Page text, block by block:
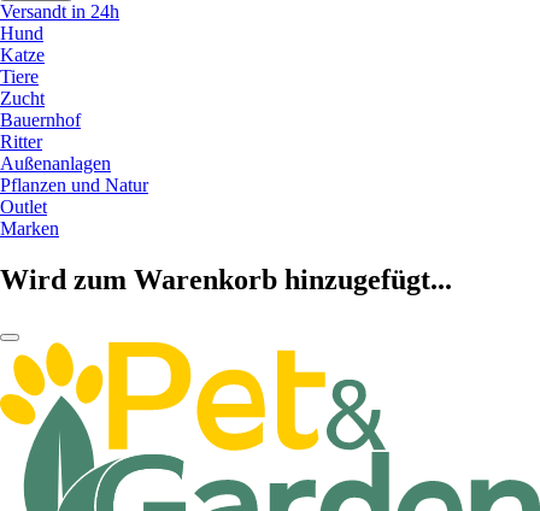
Versandt in 24h
Hund
Katze
Tiere
Zucht
Bauernhof
Ritter
Außenanlagen
Pflanzen und Natur
Outlet
Marken
Wird zum Warenkorb hinzugefügt...